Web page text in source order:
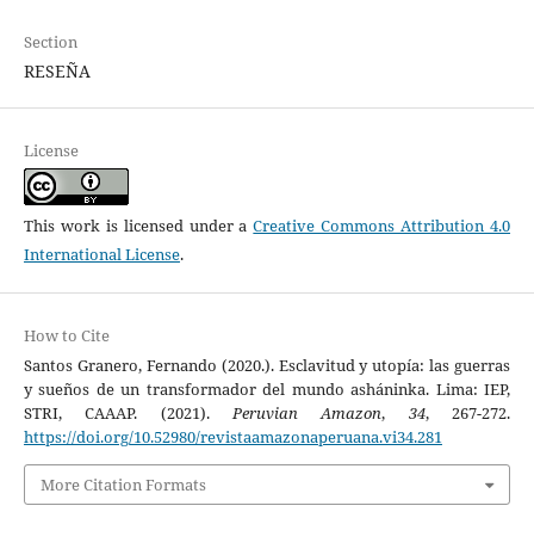
Section
RESEÑA
License
This work is licensed under aCreative Commons Attribution 4.0
International License.
How to Cite
Santos Granero, Fernando (2020.). Esclavitud y utopía: las guerras
y sueños de un transformador del mundo asháninka. Lima: IEP,
STRI, CAAAP. (2021).Peruvian Amazon, 34, 267-272.
https://doi.org/10.52980/revistaamazonaperuana.vi34.281
More Citation Formats